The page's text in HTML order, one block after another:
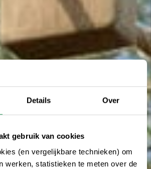
Details Over
gebruik van cookies
(en vergelijkbare technieken) om
werken, statistieken te meten over de